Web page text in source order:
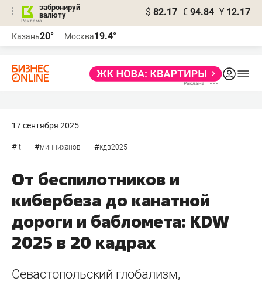
забронируй
валюту
$ 82.17 € 94.84 ¥ 12.17
Казань20° Москва19.4°
17 сентября 2025
#it #минниханов #кдв2025
От беспилотников и
кибербеза до канатной
дороги и бабломета: KDW
2025 в 20 кадрах
Севастопольский глобализм,